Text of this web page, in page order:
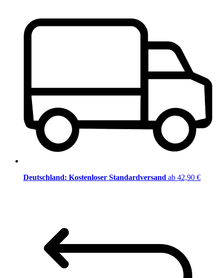
Deutschland: Kostenloser Standardversand ab 42,90 €